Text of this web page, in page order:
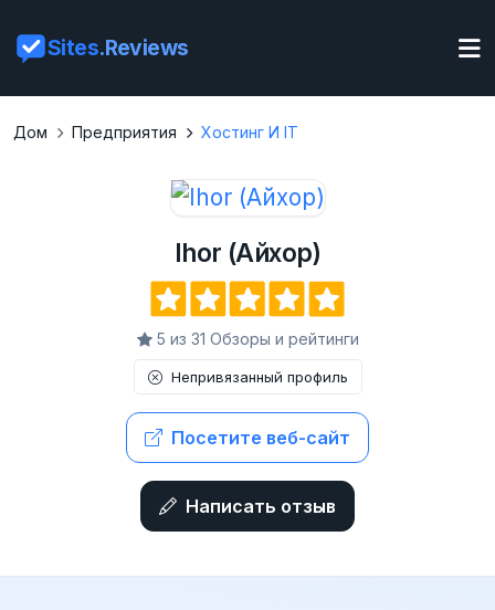
Sites.Reviews
Дом Предприятия Хостинг И IT
Ihor (Айхор)
5 из 31 Обзоры и рейтинги
Непривязанный профиль
Посетите веб-сайт
Написать отзыв